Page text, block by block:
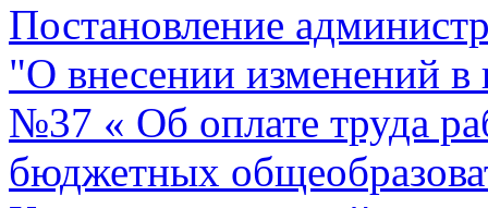
Постановление
"О внесении изменений в
№37 « Об оплате труда
бюджетных